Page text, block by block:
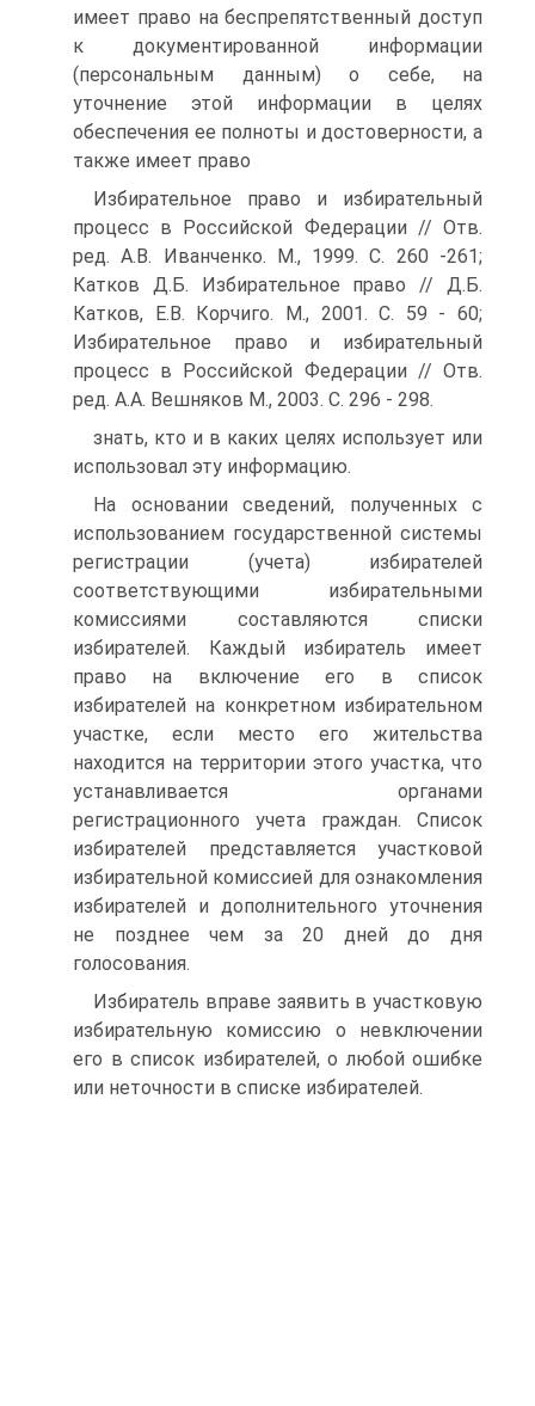
имеет право на беспрепятственный доступ
к документированной информации
(персональным данным) о себе, на
уточнение этой информации в целях
обеспечения ее полноты и достоверности, а
также имеет право
Избирательное право и избирательный
процесс в Российской Федерации // Отв.
ред. А.В. Иванченко. М., 1999. С. 260 -261;
Катков Д.Б. Избирательное право // Д.Б.
Катков, Е.В. Корчиго. М., 2001. С. 59 - 60;
Избирательное право и избирательный
процесс в Российской Федерации // Отв.
ред. А.А. Вешняков М., 2003. С. 296 - 298.
знать, кто и в каких целях использует или
использовал эту информацию.
На основании сведений, полученных с
использованием государственной системы
регистрации (учета) избирателей
соответствующими избирательными
комиссиями составляются списки
избирателей. Каждый избиратель имеет
право на включение его в список
избирателей на конкретном избирательном
участке, если место его жительства
находится на территории этого участка, что
устанавливается органами
регистрационного учета граждан. Список
избирателей представляется участковой
избирательной комиссией для ознакомления
избирателей и дополнительного уточнения
не позднее чем за 20 дней до дня
голосования.
Избиратель вправе заявить в участковую
избирательную комиссию о невключении
его в список избирателей, о любой ошибке
или неточности в списке избирателей.